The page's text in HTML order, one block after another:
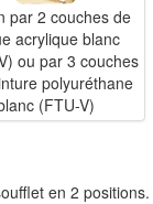
par 2 couches de
acrylique blanc
ou par 3 couches
polyuréthane
(FTU-V)
en 2 positions.